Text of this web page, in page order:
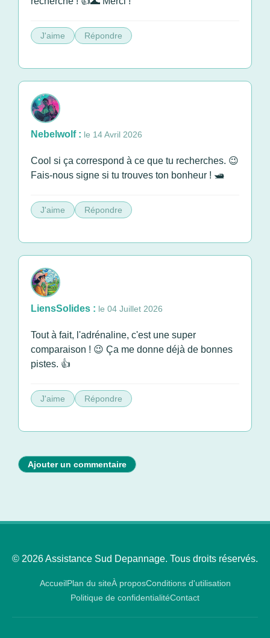
J'aime Répondre
Nebelwolf : le 14 Avril 2026
Cool si ça correspond à ce que tu recherches. 😉
Fais-nous signe si tu trouves ton bonheur ! 🛥️
J'aime Répondre
LiensSolides : le 04 Juillet 2026
Tout à fait, l'adrénaline, c'est une super
comparaison ! 😉 Ça me donne déjà de bonnes
pistes. 👍
J'aime Répondre
Ajouter un commentaire
© 2026 Assistance Sud Depannage. Tous droits réservés.
AccueilPlan du siteÀ proposConditions d'utilisation
Politique de confidentialitéContact